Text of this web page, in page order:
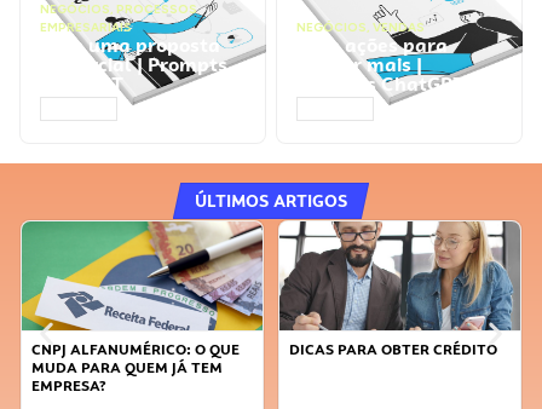
NEGÓCIOS, PROCESSOS
EMPRESARIAIS
Faça uma proposta
comercial | Prompts
ChatGPT
NEGÓCIOS, VENDAS
Faça ações para
vender mais |
Prompts ChatGPT
ÚLTIMOS ARTIGOS
CNPJ ALFANUMÉRICO: O QUE
MUDA PARA QUEM JÁ TEM
EMPRESA?
DICAS PARA OBTER CRÉDITO